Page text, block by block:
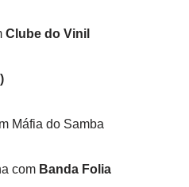
Clube do Vinil
Máfia do Samba
com Banda Folia